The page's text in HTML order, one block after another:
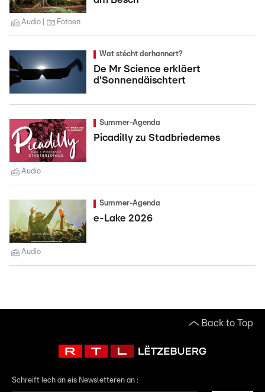
Audio Fotoen
Wat stécht derhannert?
De Mr Science erkläert
d'Sonnendäischtert
Summer-Agenda
Picadilly zu Stadbriedemes
Audio
Summer-Agenda
e-Lake 2026
Audio
Back to Top
Schreift Iech an eis Newsletteren an :